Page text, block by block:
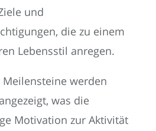
und
die zu einem
Lebensstil anregen.
Meilensteine werden
was die
Motivation zur Aktivität